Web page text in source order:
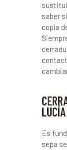
saber
copia
Es
sepa